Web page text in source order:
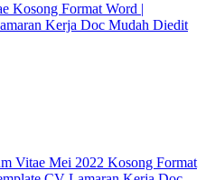
Kosong Format Word |
Kerja Doc Mudah Diedit
Vitae Mei 2022 Kosong Format